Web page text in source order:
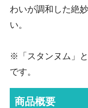
わいが調和した絶
い。
※「スタンヌム」
です。
商品概要